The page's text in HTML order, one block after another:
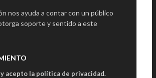
nos ayuda a contar con un público
soporte y sentido a este
acepto la política de privacidad.